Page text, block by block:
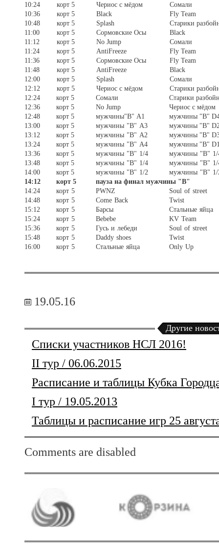
10:24
корт 5 Чериос с мёдом
Сомали
10:36
корт 5 Black
Fly Team
10:48
корт 5 Splash
Старики
11:00
корт 5 Сормовские Осы
Black
11:12
корт 5 No Jump
Сомали
11:24
корт 5 AntiFreeze
Fly Team
11:36
корт 5 Сормовские Осы
Fly Team
11:48
корт 5 AntiFreeze
Black
12:00
корт 5 Splash
Сомали
12:12
корт 5 Чериос с мёдом
Старики
12:24
корт 5 Сомали
Старики
12:36
корт 5 No Jump
Чериос с мёдом
12:48
корт 5 мужчины"B" A1
мужчины "В"
13:00
корт 5 мужчины "В" A3
мужчины "В"
13:12
корт 5 мужчины "В" A2
мужчины "В"
13:24
корт 5 мужчины "В" A4
мужчины "В"
13:36
корт 5 мужчины "В" 1/4
мужчины "В" 1/
13:48
корт 5 мужчины "В" 1/4
мужчины "В" 1/
14:00
корт 5 мужчины "В" 1/2
мужчины "В" 1/
14:12
корт 5
пауза на финал мужчины "В"
14:24
корт 5 PWNZ
Soul of street
14:48
корт 5 Come Back
Twist
15:12
корт 5 Барсы
Стальные яйца
15:24
корт 5 Bebebe
KV Team
15:36
корт 5 Гусь и лебеди
Soul of street
15:48
корт 5 Daddy shoes
Twist
16:00
корт 5 Стальные яйца Only Up
19.05.16
Другие
Списки участников НСЛ 2016!
II тур / 06.06.2015
Расписание и таблицы Кубка
I тур / 19.05.2013
Таблицы и расписание игр 25
Comments are disabled